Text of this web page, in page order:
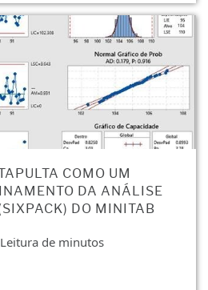
COMO UM
DA ANÁLISE
DO MINITAB
de minutos